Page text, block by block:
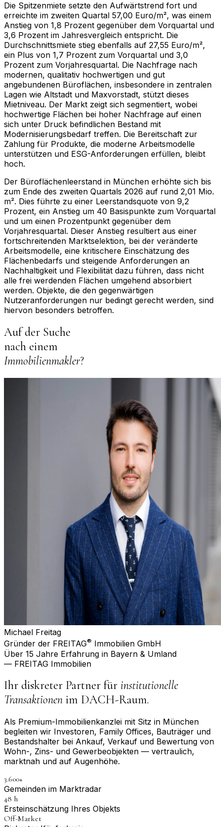
Die Spitzenmiete setzte den Aufwärtstrend fort und
erreichte im zweiten Quartal 57,00 Euro/m², was einem
Anstieg von 1,8 Prozent gegenüber dem Vorquartal und
3,6 Prozent im Jahresvergleich entspricht. Die
Durchschnittsmiete stieg ebenfalls auf 27,55 Euro/m²,
ein Plus von 1,7 Prozent zum Vorquartal und 3,0
Prozent zum Vorjahresquartal. Die Nachfrage nach
modernen, qualitativ hochwertigen und gut
angebundenen Büroflächen, insbesondere in zentralen
Lagen wie Altstadt und Maxvorstadt, stützt dieses
Mietniveau. Der Markt zeigt sich segmentiert, wobei
hochwertige Flächen bei hoher Nachfrage auf einen
sich unter Druck befindlichen Bestand mit
Modernisierungsbedarf treffen. Die Bereitschaft zur
Zahlung für Produkte, die moderne Arbeitsmodelle
unterstützen und ESG-Anforderungen erfüllen, bleibt
hoch.
Der Büroflächenleerstand in München erhöhte sich bis
zum Ende des zweiten Quartals 2026 auf rund 2,01 Mio.
m². Dies führte zu einer Leerstandsquote von 9,2
Prozent, ein Anstieg um 40 Basispunkte zum Vorquartal
und um einen Prozentpunkt gegenüber dem
Vorjahresquartal. Dieser Anstieg resultiert aus einer
fortschreitenden Marktselektion, bei der veränderte
Arbeitsmodelle, eine kritischere Einschätzung des
Flächenbedarfs und steigende Anforderungen an
Nachhaltigkeit und Flexibilität dazu führen, dass nicht
alle frei werdenden Flächen umgehend absorbiert
werden. Objekte, die den gegenwärtigen
Nutzeranforderungen nur bedingt gerecht werden, sind
hiervon besonders betroffen.
Auf der Suche
nach einem
Immobilienmakler?
Michael Freitag
Gründer der FREITAG® Immobilien GmbH
Über 15 Jahre Erfahrung in Bayern & Umland
— FREITAG Immobilien
Ihr diskreter Partner für institutionelle
Transaktionen im DACH-Raum.
Als Premium-Immobilienkanzlei mit Sitz in München
begleiten wir Investoren, Family Offices, Bauträger und
Bestandshalter bei Ankauf, Verkauf und Bewertung von
Wohn-, Zins- und Gewerbeobjekten — vertraulich,
marktnah und auf Augenhöhe.
3.600+
Gemeinden im Marktradar
48 h
Erst­einschätzung Ihres Objekts
Off-Market